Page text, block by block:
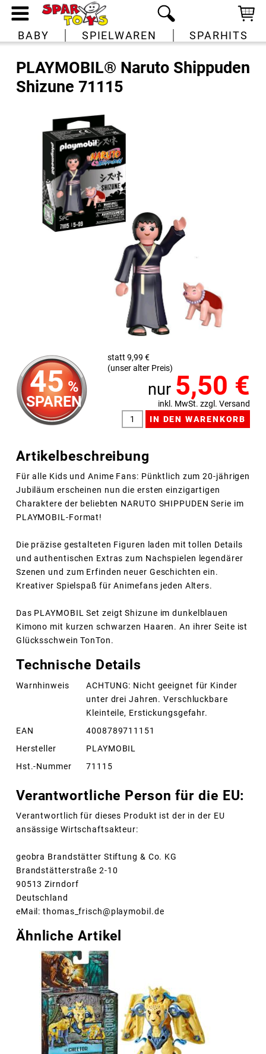
BABY SPIELWAREN SPARHITS
PLAYMOBIL® Naruto Shippuden
Shizune 71115
45 %
SPAREN
statt 9,99 €
(unser alter Preis)
nur 5,50 €
inkl. MwSt. zzgl. Versand
Artikelbeschreibung
Für alle Kids und Anime Fans: Pünktlich zum 20-jährigen
Jubiläum erscheinen nun die ersten einzigartigen
Charaktere der beliebten NARUTO SHIPPUDEN Serie im
PLAYMOBIL-Format!
Die präzise gestalteten Figuren laden mit tollen Details
und authentischen Extras zum Nachspielen legendärer
Szenen und zum Erfinden neuer Geschichten ein.
Kreativer Spielspaß für Animefans jeden Alters.
Das PLAYMOBIL Set zeigt Shizune im dunkelblauen
Kimono mit kurzen schwarzen Haaren. An ihrer Seite ist
Glücksschwein TonTon.
Technische Details
Warnhinweis
ACHTUNG: Nicht geeignet für Kinder
unter drei Jahren. Verschluckbare
Kleinteile, Erstickungsgefahr.
EAN
4008789711151
Hersteller
PLAYMOBIL
Hst.-Nummer
71115
Verantwortliche Person für die EU:
Verantwortlich für dieses Produkt ist der in der EU
ansässige Wirtschaftsakteur:
geobra Brandstätter Stiftung & Co. KG
Brandstätterstraße 2-10
90513 Zirndorf
Deutschland
eMail: thomas_frisch@playmobil.de
Ähnliche Artikel